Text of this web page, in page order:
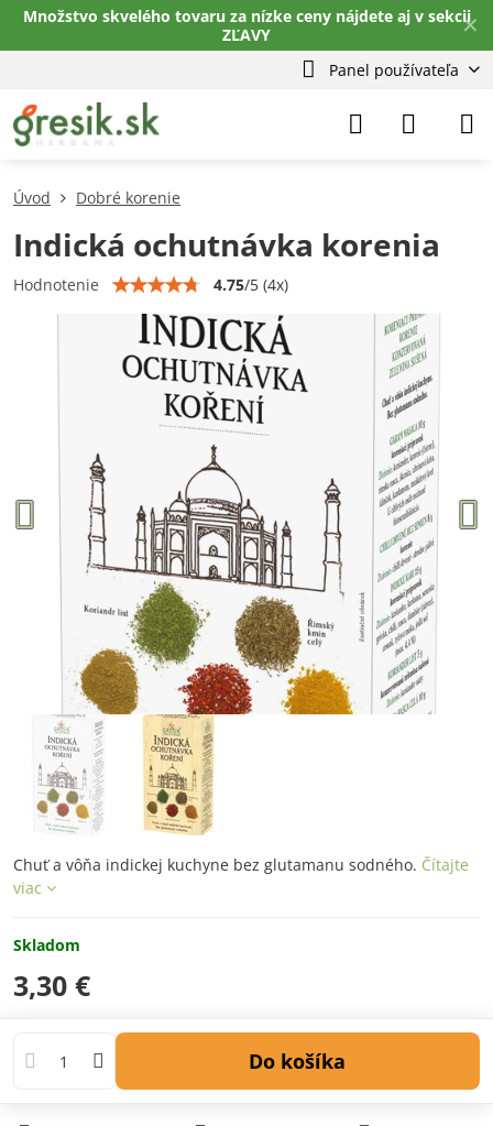
✕
Množstvo skvelého tovaru za nízke ceny nájdete aj v sekcii
ZĽAVY
Panel používateľa
Úvod Dobré korenie
Indická ochutnávka korenia
Hodnotenie 4.75/5 (4x)
Chuť a vôňa indickej kuchyne bez glutamanu sodného. Čítajte
viac
Skladom
3,30 €
Do košíka